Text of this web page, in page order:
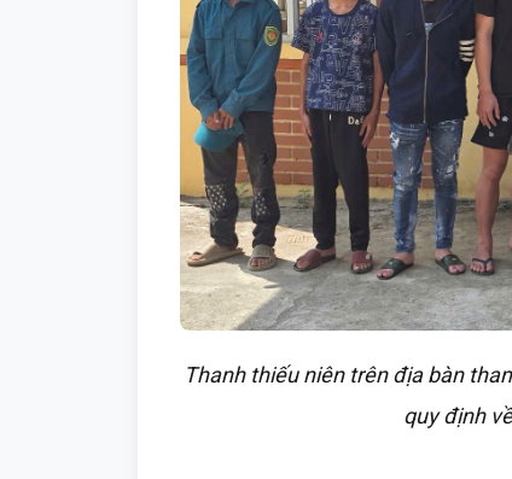
Thanh thiếu niên trên địa bàn
quy định